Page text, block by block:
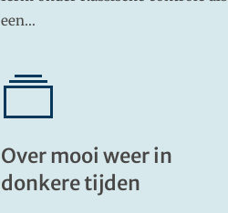
een…
Over mooi weer in
donkere tijden